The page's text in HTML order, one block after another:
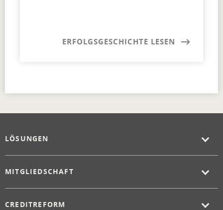
ERFOLGSGESCHICHTE LESEN
LÖSUNGEN
MITGLIEDSCHAFT
CREDITREFORM